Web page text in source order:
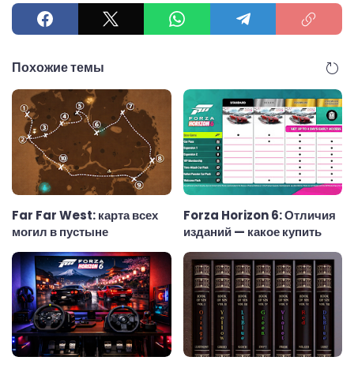
Похожие темы
Far Far West: карта всех
могил в пустыне
Forza Horizon 6: Отличия
изданий — какое купить